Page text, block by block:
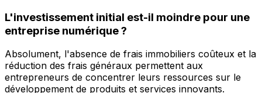
L'investissement initial est-il moindre pour une
entreprise numérique ?
Absolument, l'absence de frais immobiliers coûteux et la
réduction des frais généraux permettent aux
entrepreneurs de concentrer leurs ressources sur le
développement de produits et services innovants.